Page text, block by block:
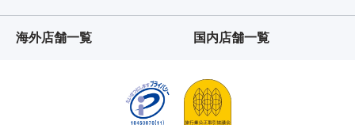
海外店舗一覧 国内店舗一覧